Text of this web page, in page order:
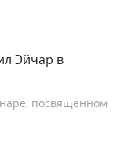
Эйчар в
посвященном